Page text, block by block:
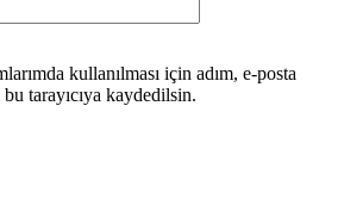
kullanılması için adım, e-posta
tarayıcıya kaydedilsin.